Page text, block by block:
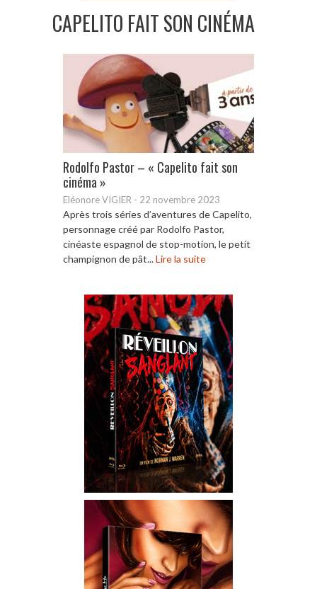
CAPELITO FAIT SON CINÉMA
Rodolfo Pastor – « Capelito fait son
cinéma »
Eléonore VIGIER - 22 novembre 2023
Après trois séries d’aventures de Capelito,
personnage créé par Rodolfo Pastor,
cinéaste espagnol de stop-motion, le petit
champignon de pât...Lire la suite